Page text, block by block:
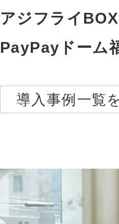
アジフライ
PayPayドーム
導入事例一覧